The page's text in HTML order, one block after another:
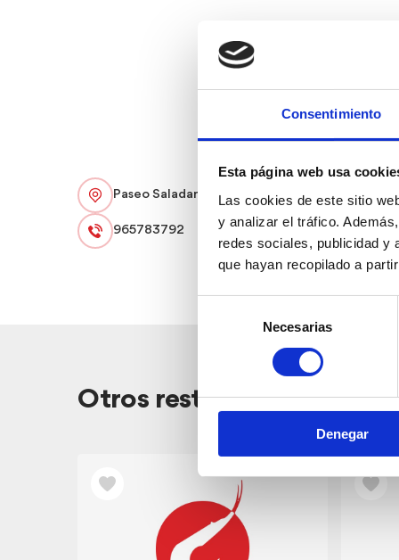
Consentimiento
Esta página web usa
Las cookies de este sitio
y analizar el tráfico.
redes sociales, publicidad y
que hayan recopilado a
consentimiento
Necesarias
Denegar
Paseo Saladar, 60
965783792
Otros restaurantes